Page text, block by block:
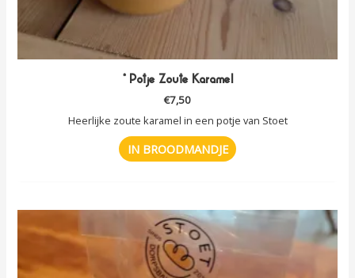
* Potje Zoute Karamel
€7,50
Heerlijke zoute karamel in een potje van Stoet
IN BROODMANDJE